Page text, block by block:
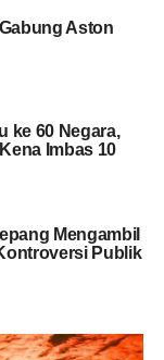
Aston
ke 60 Negara,
Imbas 10
Mengambil
Publik